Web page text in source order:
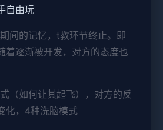
自由玩
间的记忆，t教环节终止。即
着逐渐被开发，对方的态度也
（如何让其起飞），对方的反
化，4种洗脑模式